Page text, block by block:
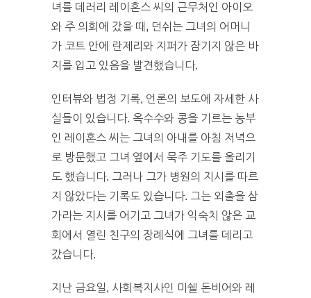
녀를 데러리 레이혼스 씨의 근무처인 아이오
와 주 의회에 갔을 때, 던쉬는 그녀의 어머니
가 코트 안에 란제리와 지퍼가 잠기지 않은 바
지를 입고 있음을 발견했습니다.
인터뷰와 법정 기록, 언론의 보도에 자세한 사
실들이 있습니다. 옥수수와 콩을 기르는 농부
인 레이혼스 씨는 그녀의 아내를 아침 저녁으
로 방문했고 그녀 옆에서 묵주 기도를 올리기
도 했습니다. 그러나 그가 병원의 지시를 따르
지 않았다는 기록도 있습니다. 그는 외출을 삼
가라는 지시를 어기고 그녀가 익숙치 않은 교
회에서 열린 친구의 장례식에 그녀를 데리고
갔습니다.
지난 금요일, 사회복지사인 미쉘 돈비어와 레